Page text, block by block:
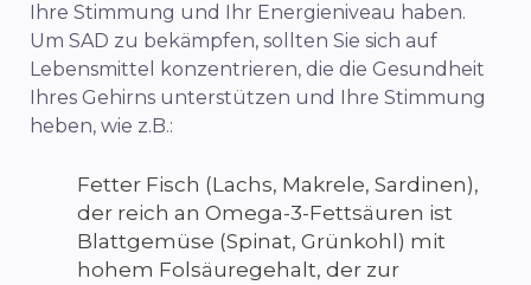
Ihre Stimmung und Ihr Energieniveau haben.
Um SAD zu bekämpfen, sollten Sie sich auf
Lebensmittel konzentrieren, die die Gesundheit
Ihres Gehirns unterstützen und Ihre Stimmung
heben, wie z.B.:
Fetter Fisch (Lachs, Makrele, Sardinen),
der reich an Omega-3-Fettsäuren ist
Blattgemüse (Spinat, Grünkohl) mit
hohem Folsäuregehalt, der zur